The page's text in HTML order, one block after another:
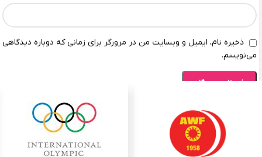
ذخیره نام، ایمیل و وبسایت من در مرورگر برای زمانی که دوباره دیدگاهی
می‌نویسم.